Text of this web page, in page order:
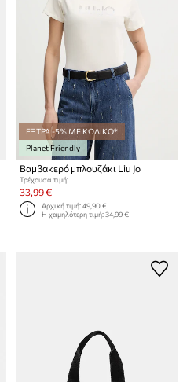
ΕΞΤΡΑ -5% ΜΕ ΚΩΔΙΚΟ*
Planet Friendly
Βαμβακερό μπλουζάκι Liu Jo
Τρέχουσα τιμή:
33,99 €
Αρχική τιμή:49,90 €
Η χαμηλότερη τιμή:34,99 €